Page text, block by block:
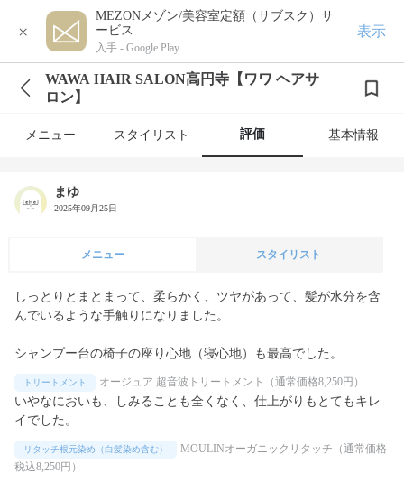
×
MEZONメゾン/美容室定額（サブスク）サ
ービス
入手 - Google Play
表示
WAWA HAIR SALON高円寺【ワワ ヘアサ
ロン】
メニュー スタイリスト 評価 基本情報
まゆ
2025年09月25日
メニュー スタイリスト
しっとりとまとまって、柔らかく、ツヤがあって、髪が水分を含
んでいるような手触りになりました。
シャンプー台の椅子の座り心地（寝心地）も最高でした。
トリートメント オージュア 超音波トリートメント（通常価格8,250円）
いやなにおいも、しみることも全くなく、仕上がりもとてもキレ
イでした。
リタッチ根元染め（白髪染め含む）
MOULINオーガニックリタッチ（通常価格
税込8,250円）